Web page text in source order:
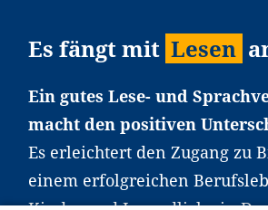
Es fängt mit Lesen
Ein gutes Lese- und
macht den positiven
Es erleichtert den Zugang zu
einem erfolgreichen